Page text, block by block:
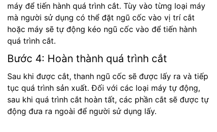
máy để tiến hành quá trình cắt. Tùy vào từng loại máy
mà người sử dụng có thể đặt ngũ cốc vào vị trí cắt
hoặc máy sẽ tự động kéo ngũ cốc vào để tiến hành
quá trình cắt.
Bước 4: Hoàn thành quá trình cắt
Sau khi được cắt, thanh ngũ cốc sẽ được lấy ra và tiếp
tục quá trình sản xuất. Đối với các loại máy tự động,
sau khi quá trình cắt hoàn tất, các phần cắt sẽ được tự
động đưa ra ngoài để người sử dụng lấy.